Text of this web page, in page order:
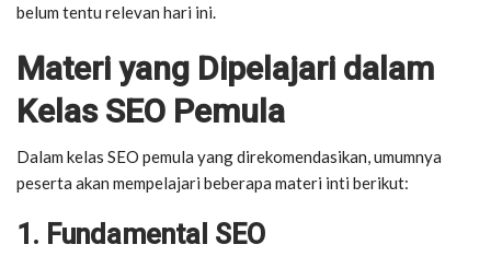
belum tentu relevan hari ini.
Materi yang Dipelajari dalam
Kelas SEO Pemula
Dalam kelas SEO pemula yang direkomendasikan, umumnya
peserta akan mempelajari beberapa materi inti berikut:
1. Fundamental SEO